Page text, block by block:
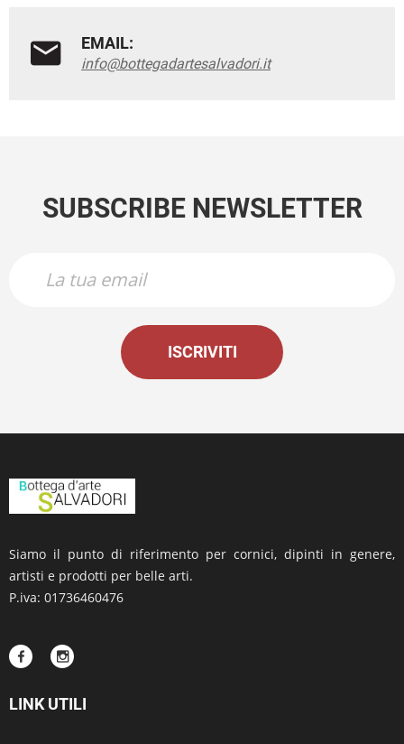
EMAIL:
info@bottegadartesalvadori.it
SUBSCRIBE NEWSLETTER
ISCRIVITI
Siamo il punto di riferimento per cornici, dipinti in genere,
artisti e prodotti per belle arti.
P.iva: 01736460476
LINK UTILI